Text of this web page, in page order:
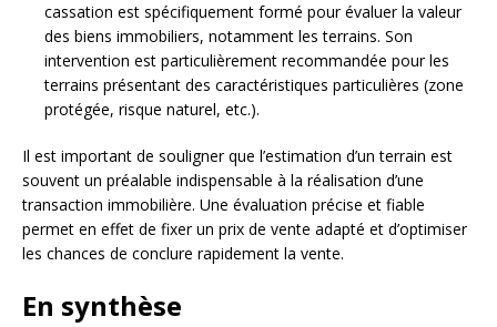
cassation est spécifiquement formé pour évaluer la valeur
des biens immobiliers, notamment les terrains. Son
intervention est particulièrement recommandée pour les
terrains présentant des caractéristiques particulières (zone
protégée, risque naturel, etc.).
Il est important de souligner que l’estimation d’un terrain est
souvent un préalable indispensable à la réalisation d’une
transaction immobilière. Une évaluation précise et fiable
permet en effet de fixer un prix de vente adapté et d’optimiser
les chances de conclure rapidement la vente.
En synthèse